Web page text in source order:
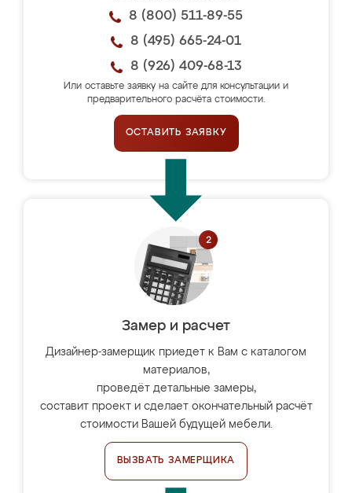
8 (800) 511-89-55
8 (495) 665-24-01
8 (926) 409-68-13
Или оставьте заявку на сайте для консультации и
предварительного расчёта стоимости.
ОСТАВИТЬ ЗАЯВКУ
Замер и расчет
Дизайнер-замерщик приедет к Вам с каталогом
материалов,
проведёт детальные замеры,
составит проект и сделает окончательный расчёт
стоимости Вашей будущей мебели.
ВЫЗВАТЬ ЗАМЕРЩИКА